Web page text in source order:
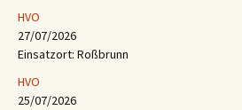
HVO
27/07/2026
Einsatzort: Roßbrunn
HVO
25/07/2026